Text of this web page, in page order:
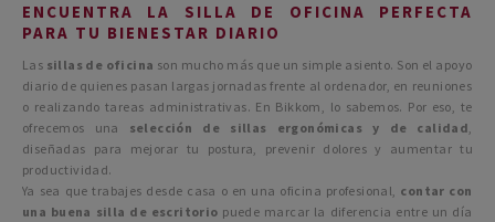
ENCUENTRA LA SILLA DE OFICINA PERFECTA
PARA TU BIENESTAR DIARIO
Las sillas de oficina son mucho más que un simple asiento. Son el apoyo
diario de quienes pasan largas jornadas frente al ordenador, en reuniones
o realizando tareas administrativas. En Bikkom, lo sabemos. Por eso, te
ofrecemos una selección de sillas ergonómicas y de calidad,
diseñadas para mejorar tu postura, prevenir dolores y aumentar tu
productividad.
Ya sea que trabajes desde casa o en una oficina profesional, contar con
una buena silla de escritorio puede marcar la diferencia entre un día